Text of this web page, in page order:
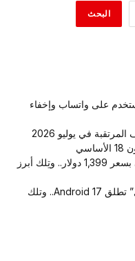
البحث
على واتساب وإخفاء
ارتفاع في السعر| آيفون 18 برو يأتي بسعر 1,399 دولار.. وتِلك أبرز
لأجهزة Pixel| بشكل رسمي “جوجل” تطلق Android 17.. وتلك